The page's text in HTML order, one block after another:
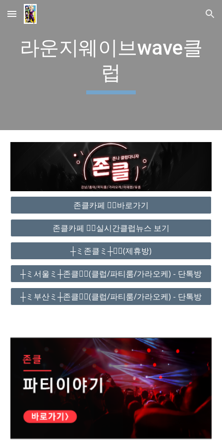
Skip to main content Skip to navigation
라운지웨이브wave클
럽
존클카페 ❤️‍🔥바로가기
존클카페 ❤️‍🔥실시간클럽뉴스 보기
┼ミ존클ミ┼❤️‍🔥(제휴방)
┼ミ서울ミ┼존클❤️‍🔥(클럽/파티룸/가라오케) - 단톡방
┼ミ부산ミ┼존클❤️‍🔥(클럽/파티룸/가라오케) - 단톡방